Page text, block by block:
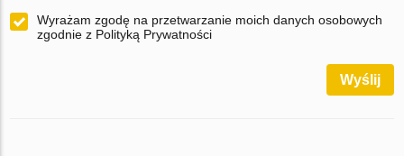
Wyrażam zgodę na przetwarzanie moich danych osobowych
zgodnie z Polityką Prywatności
Wyślij